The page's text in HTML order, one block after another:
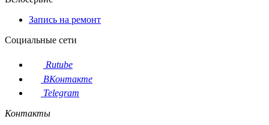
Запись на ремонт
Социальные сети
Rutube
ВКонтакте
Telegram
Контакты